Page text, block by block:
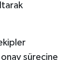
sürecine